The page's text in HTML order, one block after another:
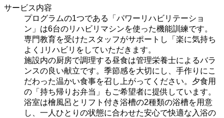
サービス内容
プログラムの1つである「パワーリハビリテーショ
ン」は6台のリハビリマシンを使った機能訓練です。
専門教育を受けたスタッフがサポートし「楽に気持ち
よく｣リハビリをしていただきます。
施設内の厨房で調理する昼食は管理栄養士によるバラ
ンスの良い献立です。季節感を大切にし、手作りにこ
だわった温かい食事を召し上がってください。夕食用
の「持ち帰りお弁当」もご希望者に提供しています。
浴室は檜風呂とリフト付き浴槽の2種類の浴槽を用意
し、一人ひとりの状態に合わせた安心で快適な入浴の